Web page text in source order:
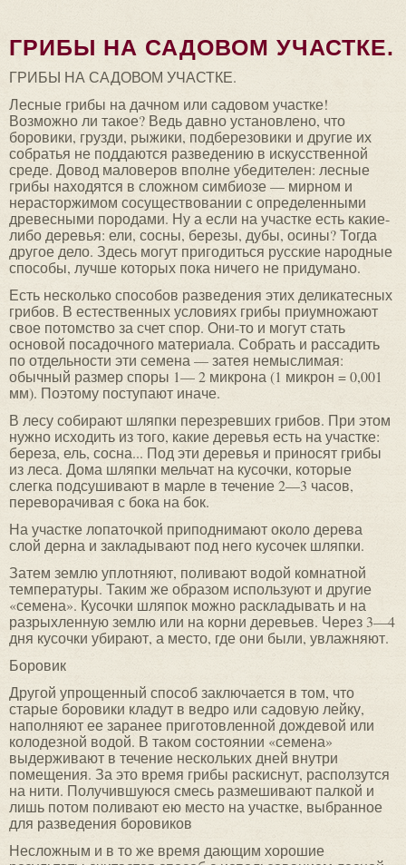
ГРИБЫ НА САДОВОМ УЧАСТКЕ.
ГРИБЫ НА САДОВОМ УЧАСТКЕ.
Лесные грибы на дачном или садовом участке!
Возможно ли такое? Ведь давно установлено, что
боровики, грузди, рыжики, подберезовики и другие их
собратья не поддаются разведению в искусственной
среде. Довод маловеров вполне убедителен: лесные
грибы находятся в сложном симбиозе — мирном и
нерасторжимом сосуществовании с определенными
древесными породами. Ну а если на участке есть какие-
либо деревья: ели, сосны, березы, дубы, осины? Тогда
другое дело. Здесь могут пригодиться русские народные
способы, лучше которых пока ничего не придумано.
Есть несколько способов разведения этих деликатесных
грибов. В естественных условиях грибы приумножают
свое потомство за счет спор. Они-то и могут стать
основой посадочного материала. Собрать и рассадить
по отдельности эти семена — затея немыслимая:
обычный размер споры 1— 2 микрона (1 микрон = 0,001
мм). Поэтому поступают иначе.
В лесу собирают шляпки перезревших грибов. При этом
нужно исходить из того, какие деревья есть на участке:
береза, ель, сосна... Под эти деревья и приносят грибы
из леса. Дома шляпки мельчат на кусочки, которые
слегка подсушивают в марле в течение 2—3 часов,
переворачивая с бока на бок.
На участке лопаточкой приподнимают около дерева
слой дерна и закладывают под него кусочек шляпки.
Затем землю уплотняют, поливают водой комнатной
температуры. Таким же образом используют и другие
«семена». Кусочки шляпок можно раскладывать и на
разрыхленную землю или на корни деревьев. Через 3—4
дня кусочки убирают, а место, где они были, увлажняют.
Боровик
Другой упрощенный способ заключается в том, что
старые боровики кладут в ведро или садовую лейку,
наполняют ее заранее приготовленной дождевой или
колодезной водой. В таком состоянии «семена»
выдерживают в течение нескольких дней внутри
помещения. За это время грибы раскиснут, расползутся
на нити. Получившуюся смесь размешивают палкой и
лишь потом поливают ею место на участке, выбранное
для разведения боровиков
Несложным и в то же время дающим хорошие